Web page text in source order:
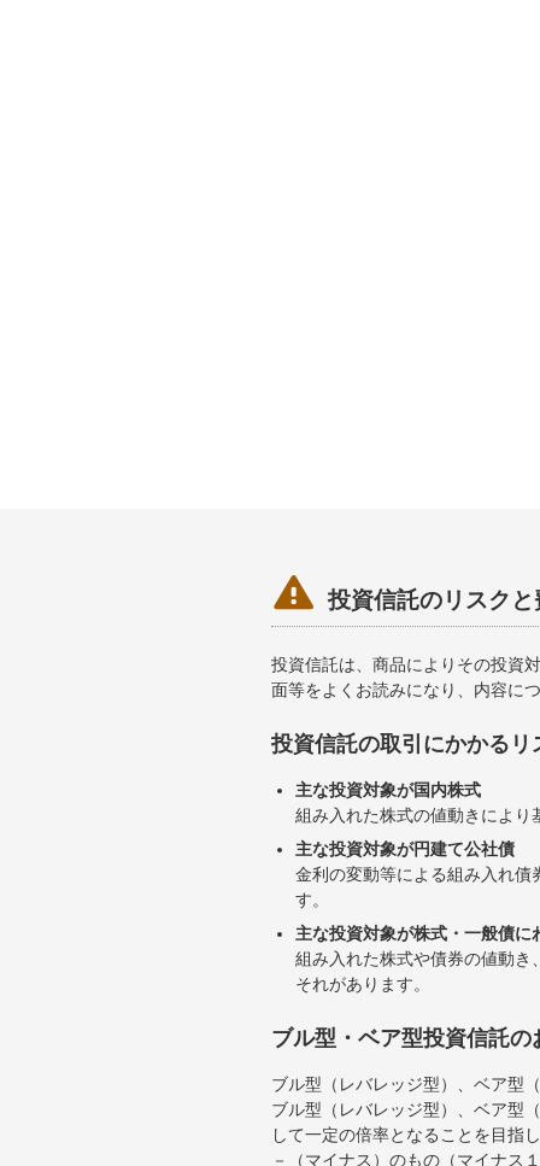
 投資信託のリスク
投資信託は、商品によりその投資
面等をよくお読みになり、内容に
投資信託の取引にかかるリ
主な投資対象が国内株式
組み入れた株式の値動きによ
主な投資対象が円建て公社債
金利の変動等による組み入れ
す。
主な投資対象が株式・一般債
組み入れた株式や債券の値動
それがあります。
ブル型・ベア型投資信託
ブル型（レバレッジ型）、ベア型
ブル型（レバレッジ型）、ベア型
して一定の倍率となることを目指
－（マイナス）のもの（マイナス